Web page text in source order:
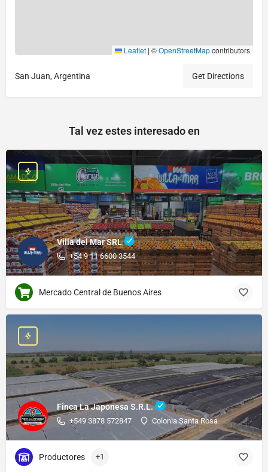
Leaflet | ©OpenStreetMapcontributors
San Juan, Argentina Get Directions
Tal vez estes interesado en
Villa del Mar SRL
+54 9 11 6600 3544
Mercado Central de Buenos Aires
Finca La Japonesa S.R.L.
+549 3878 572847 Colonia Santa Rosa
Productores +1